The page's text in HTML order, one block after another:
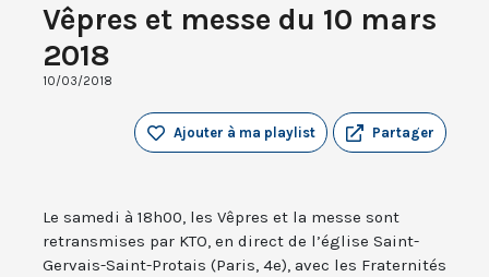
Vêpres et messe du 10 mars
2018
10/03/2018
Partager
Ajouter à ma playlist
Le samedi à 18h00, les Vêpres et la messe sont
retransmises par KTO, en direct de l’église Saint-
Gervais-Saint-Protais (Paris, 4e), avec les Fraternités